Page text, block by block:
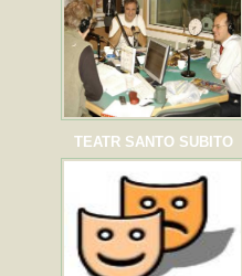
TEATR SANTO SUBITO